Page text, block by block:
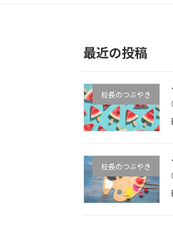
最近の投稿
校長のつぶやき
校長のつぶやき